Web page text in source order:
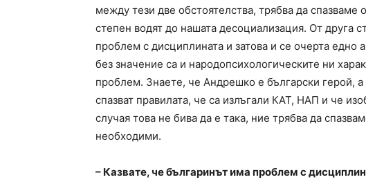
между тези две обстоятелства, трябва да спазваме
степен водят до нашата десоциализация. От друга
проблем с дисциплината и затова и се очерта едно
без значение са и народопсихологическите ни
проблем. Знаете, че Андрешко е български герой,
спазват правилата, че са излъгали КАТ, НАП и че
случая това не бива да е така, ние трябва да
необходими.
– Казвате, че българинът има проблем с